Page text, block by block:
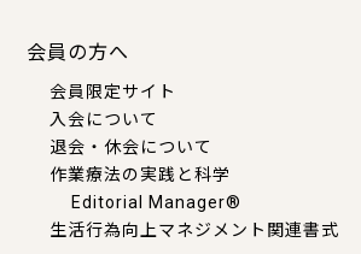
会員の方へ
会員限定サイト
入会について
退会・休会について
作業療法の実践と科学
Editorial Manager®
生活行為向上マネジメント関連書式